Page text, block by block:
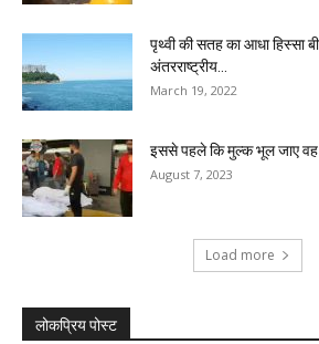
पृथ्वी की सतह का आधा हिस्सा
अंतरराष्ट्रीय...
March 19, 2022
इससे पहले कि मुल्क भूल जाए वह
August 7, 2023
Load more
लोकप्रिय पोस्ट